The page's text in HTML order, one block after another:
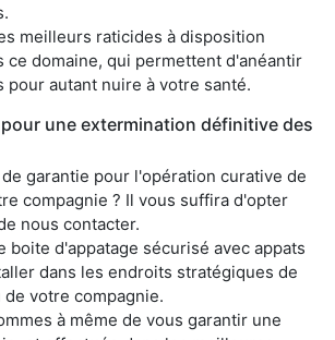
meilleurs raticides à disposition
ce domaine, qui permettent d'anéantir
pour autant nuire à votre santé.
une extermination définitive des
garantie pour l'opération curative de
compagnie ? Il vous suffira d'opter
nous contacter.
boite d'appatage sécurisé avec appats
dans les endroits stratégiques de
votre compagnie.
à même de vous garantir une